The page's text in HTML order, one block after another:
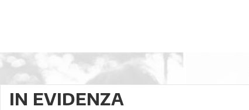
IN EVIDENZA